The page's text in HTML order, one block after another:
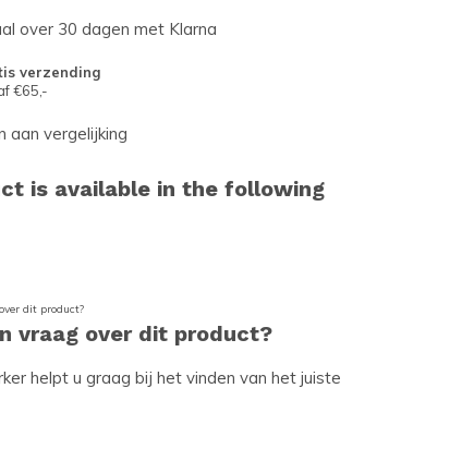
over 30 dagen met Klarna
verzending
€65,-
aan vergelijking
is available in the following
vraag over dit product?
helpt u graag bij het vinden van het juiste